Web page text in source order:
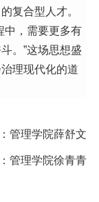
复合型人才。
中，需要更多有
。 ”这场思想盛
理现代化的道
管理学院薛舒文
管理学院徐青青